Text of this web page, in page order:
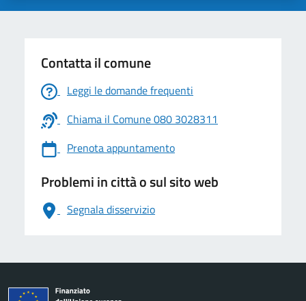
Contatta il comune
Leggi le domande frequenti
Chiama il Comune 080 3028311
Prenota appuntamento
Problemi in città o sul sito web
Segnala disservizio
logo Unione Europea